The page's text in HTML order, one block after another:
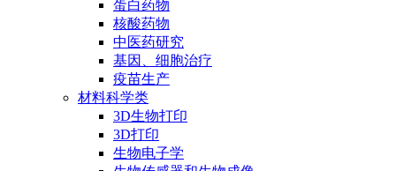
蛋白药物
核酸药物
中医药研究
基因、细胞治疗
疫苗生产
材料科学类
3D生物打印
3D打印
生物电子学